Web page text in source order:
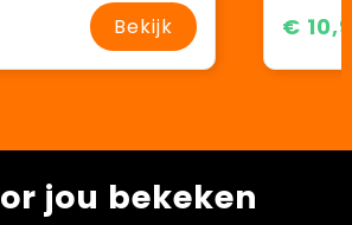
Bekijk €
jou bekeken